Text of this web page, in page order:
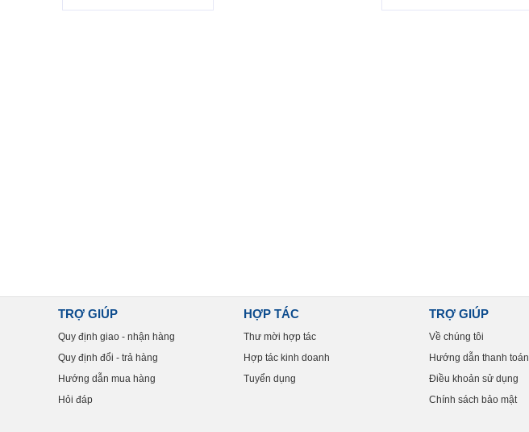
TRỢ GIÚP
Quy định giao - nhận hàng
Quy định đổi - trả hàng
Hướng dẫn mua hàng
Hỏi đáp
HỢP TÁC
Thư mời hợp tác
Hợp tác kinh doanh
Tuyển dụng
TRỢ GIÚP
Về chúng tôi
Hướng dẫn thanh toán
Điều khoản sử dụng
Chính sách bảo mật